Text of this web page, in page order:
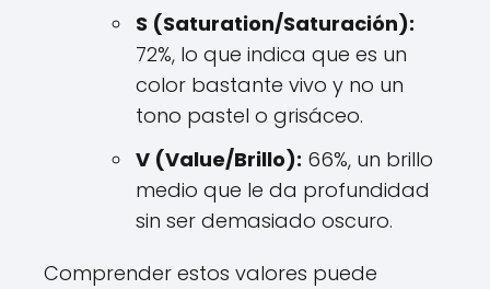
S (Saturation/Saturación):
72%, lo que indica que es un
color bastante vivo y no un
tono pastel o grisáceo.
V (Value/Brillo): 66%, un brillo
medio que le da profundidad
sin ser demasiado oscuro.
Comprender estos valores puede